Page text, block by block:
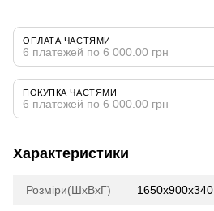
ОПЛАТА ЧАСТЯМИ
6 платежей по 6 000.00 грн
ПОКУПКА ЧАСТЯМИ
6 платежей по 6 000.00 грн
Характеристики
Розміри(ШхВхГ) 1650х900х340